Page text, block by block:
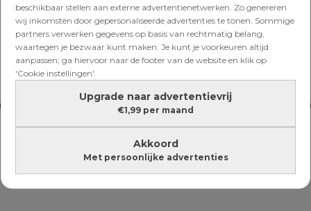
beschikbaar stellen aan externe advertentienetwerken. Zo genereren
wij inkomsten door gepersonaliseerde advertenties te tonen. Sommige
partners verwerken gegevens op basis van rechtmatig belang,
waartegen je bezwaar kunt maken. Je kunt je voorkeuren altijd
aanpassen; ga hiervoor naar de footer van de website en klik op
'Cookie instellingen'.
Upgrade naar advertentievrij
€1,99 per maand
Akkoord
Met persoonlijke advertenties